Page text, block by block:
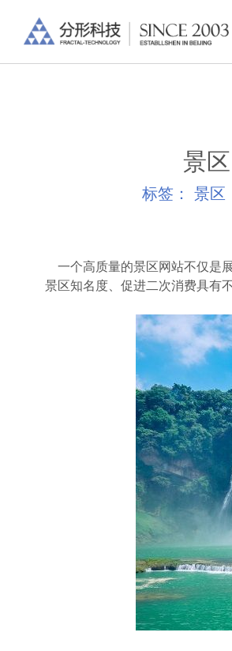
景
标签： 景区
一个高质量的景区网站不仅是
景区知名度、促进二次消费具有